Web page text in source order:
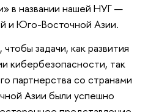
в названии нашей НУГ —
и Юго-Восточной Азии.
задачи, как развития
кибербезопасности, так
партнерства со странами
Азии были успешно